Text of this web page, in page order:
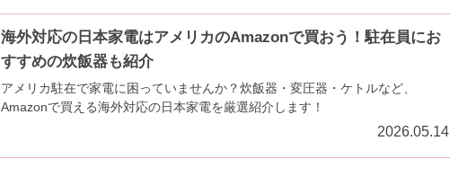
海外対応の日本家電はアメリカのAmazonで買おう！駐在員にお
すすめの炊飯器も紹介
アメリカ駐在で家電に困っていませんか？炊飯器・変圧器・ケトルなど、
Amazonで買える海外対応の日本家電を厳選紹介します！
2026.05.14